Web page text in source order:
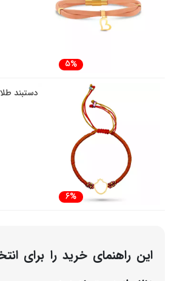
5%
دستبند
6%
این راهنمای خرید را برای